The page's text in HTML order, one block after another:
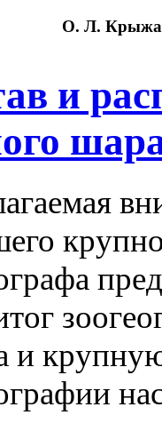
О. Л.
и
и